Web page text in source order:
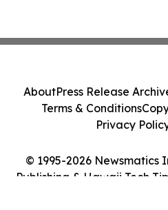
© 1995-2026 Newsmatics
Publishing & Hawaii Tech
AboutPress Release
Terms & Conditions
Privacy